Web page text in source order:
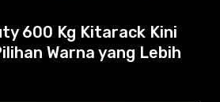
600 Kg Kitarack Kini
Warna yang Lebih